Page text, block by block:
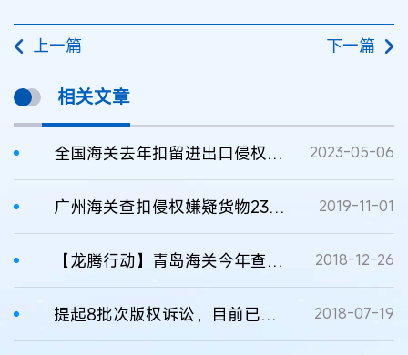
上一篇 下一篇
相关文章
全国海关去年扣留进出口侵权嫌疑货物逾六万批 2023-05-06
广州海关查扣侵权嫌疑货物230余万件，销毁近16吨侵权货物 2019-11-01
【龙腾行动】青岛海关今年查扣百万件侵权货物：货值2179万元 2018-12-26
提起8批次版权诉讼，目前已胜诉3批次，涉及近千部畅销作品 2018-07-19